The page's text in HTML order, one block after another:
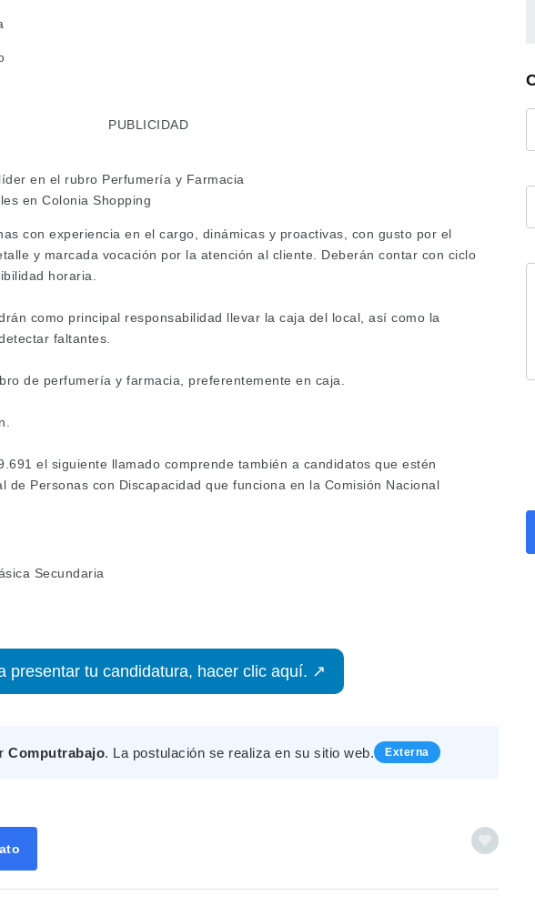
PUBLICIDAD
en el rubro Perfumería y Farmacia
en Colonia Shopping
con experiencia en el cargo, dinámicas y proactivas, con gusto por el
y marcada vocación por la atención al cliente. Deberán contar con ciclo
horaria.
como principal responsabilidad llevar la caja del local, así como la
faltantes.
de perfumería y farmacia, preferentemente en caja.
el siguiente llamado comprende también a candidatos que estén
de Personas con Discapacidad que funciona en la Comisión Nacional
Secundaria
presentar tu candidatura, hacer clic aquí. ↗
Computrabajo. La postulación se realiza en su sitio web. Externa